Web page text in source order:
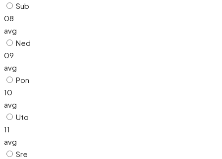
Sub
08
avg
Ned
09
avg
Pon
10
avg
Uto
11
avg
Sre